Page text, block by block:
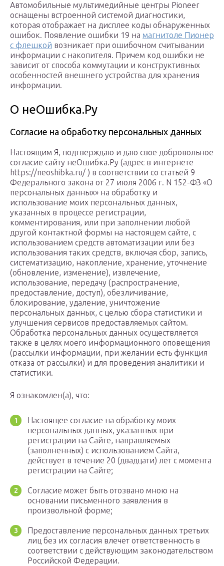
Автомобильные мультимедийные центры Pioneer
оснащены встроенной системой диагностики,
которая отображает на дисплее коды обнаруженных
ошибок. Появление ошибки 19 на магнитоле Пионер
с флешкой возникает при ошибочном считывании
информации с накопителя. Причем код ошибки не
зависит от способа коммутации и конструктивных
особенностей внешнего устройства для хранения
информации.
О неОшибка.Ру
Согласие на обработку персональных данных
Настоящим Я, подтверждаю и даю свое добровольное
согласие сайту неОшибка.Ру (адрес в интернете
https://neoshibka.ru/ ) в соответствии со статьей 9
Федерального закона от 27 июля 2006 г. N 152-ФЗ «О
персональных данных» на обработку и
использование моих персональных данных,
указанных в процессе регистрации,
комментирования, или при заполнении любой
другой контактной формы на настоящем сайте, с
использованием средств автоматизации или без
использования таких средств, включая сбор, запись,
систематизацию, накопление, хранение, уточнение
(обновление, изменение), извлечение,
использование, передачу (распространение,
предоставление, доступ), обезличивание,
блокирование, удаление, уничтожение
персональных данных, с целью сбора статистики и
улучшения сервисов предоставляемых сайтом.
Обработка персональных данных осуществляется
также в целях моего информационного оповещения
(рассылки информации, при желании есть функция
отказа от рассылки) и для проведения аналитики и
статистики.
Я ознакомлен(а), что:
Настоящее согласие на обработку моих
персональных данных, указанных при
регистрации на Сайте, направляемых
(заполненных) с использованием Cайта,
действует в течение 20 (двадцати) лет с момента
регистрации на Cайте;
Cогласие может быть отозвано мною на
основании письменного заявления в
произвольной форме;
Предоставление персональных данных третьих
лиц без их согласия влечет ответственность в
соответствии с действующим законодательством
Российской Федерации.